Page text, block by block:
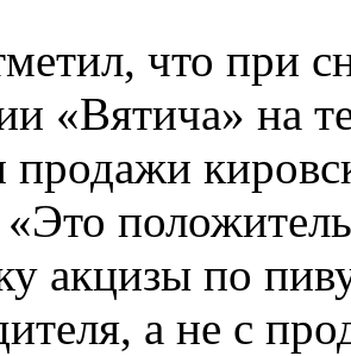
что при
«Вятича» на
продажи
«Это
акцизы по
а не с